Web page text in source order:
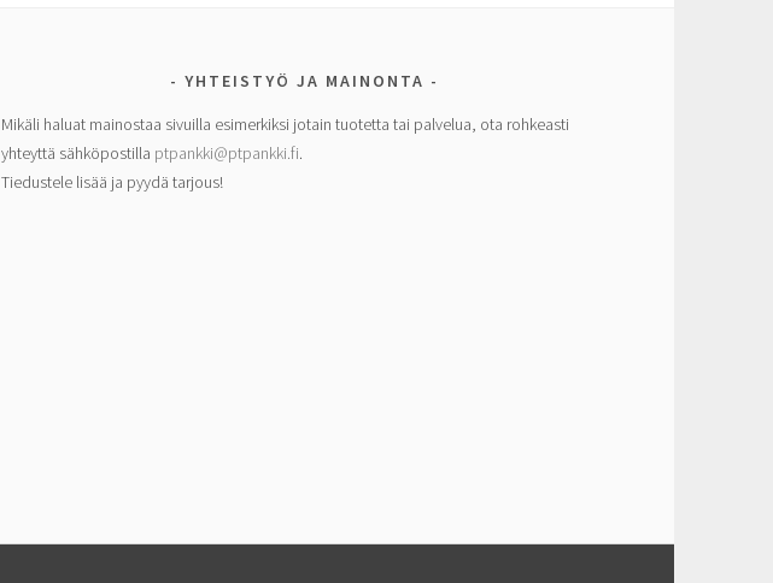
YHTEISTYÖ JA MAINONTA
Mikäli haluat mainostaa sivuilla esimerkiksi jotain tuotetta tai palvelua, ota rohkeasti
yhteyttä sähköpostilla ptpankki@ptpankki.fi.
Tiedustele lisää ja pyydä tarjous!